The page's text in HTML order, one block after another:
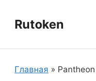
содержимому
Rutoken
Главная » Pantheon